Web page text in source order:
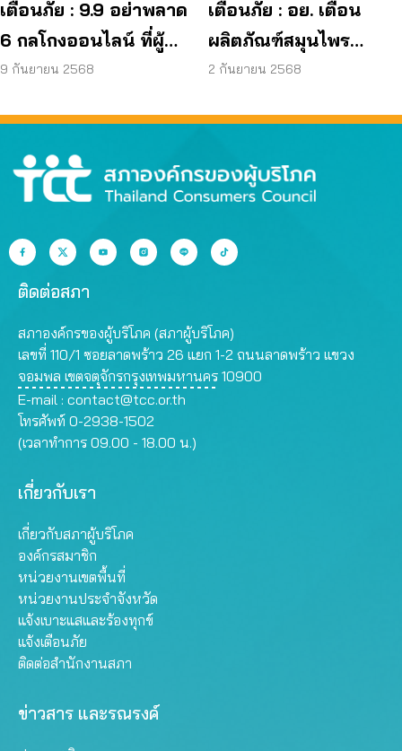
เตือนภัย : 9.9 อย่าพลาด
6 กลโกงออนไลน์ ที่ผู้
บริโภคโดนหลอกบ่อย
9 กันยายน 2568
เตือนภัย : อย. เตือน
ผลิตภัณฑ์สมุนไพร
JAPO CARE โฆษณา
2 กันยายน 2568
ติดต่อสภา
สภาองค์กรของผู้บริโภค (สภาผู้บริโภค)
เลขที่ 110/1 ซอยลาดพร้าว 26 แยก 1-2 ถนนลาดพร้าว แขวง
จอมพล เขตจตุจักรกรุงเทพมหานคร 10900
E-mail : contact@tcc.or.th
โทรศัพท์ 0-2938-1502
(เวลาทำการ 09.00 - 18.00 น.)
เกี่ยวกับเรา
เกี่ยวกับสภาผู้บริโภค
องค์กรสมาชิก
หน่วยงานเขตพื้นที่
หน่วยงานประจำจังหวัด
แจ้งเบาะแสและร้องทุกข์
แจ้งเตือนภัย
ติดต่อสำนักงานสภา
ข่าวสาร และรณรงค์